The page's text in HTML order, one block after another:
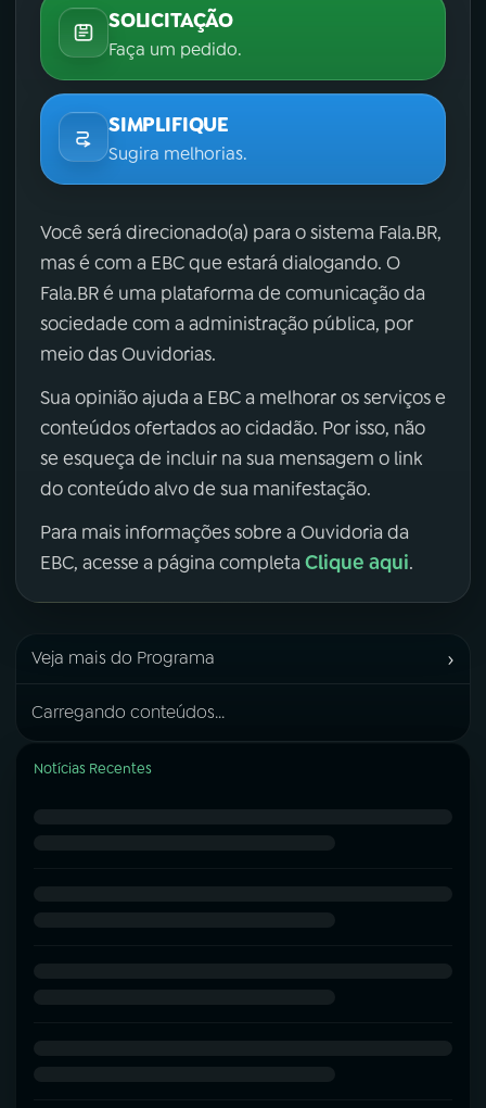
SOLICITAÇÃO
Faça um pedido.
SIMPLIFIQUE
Sugira melhorias.
Você será direcionado(a) para o sistema Fala.BR,
mas é com a EBC que estará dialogando. O
Fala.BR é uma plataforma de comunicação da
sociedade com a administração pública, por
meio das Ouvidorias.
Sua opinião ajuda a EBC a melhorar os serviços e
conteúdos ofertados ao cidadão. Por isso, não
se esqueça de incluir na sua mensagem o link
do conteúdo alvo de sua manifestação.
Para mais informações sobre a Ouvidoria da
EBC, acesse a página completa Clique aqui.
Veja mais do Programa ›
Carregando conteúdos...
Notícias Recentes